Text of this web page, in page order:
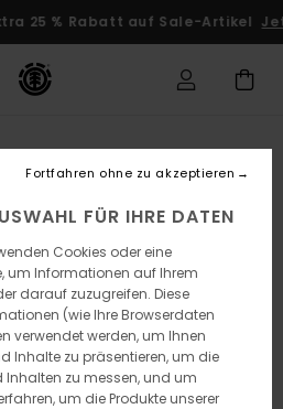
25 % Rabatt auf Sale-Artikel
FÜR IHRE DATEN
Cookies oder eine
um Informationen auf Ihrem
darauf zuzugreifen. Diese
(wie Ihre Browserdaten
verwendet werden, um Ihnen
Inhalte zu präsentieren, um die
zu messen, und um
um die Produkte unserer
Fortfahren ohne zu akzeptieren